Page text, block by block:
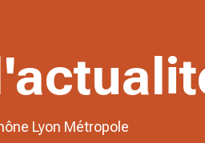
Lyon Métropole